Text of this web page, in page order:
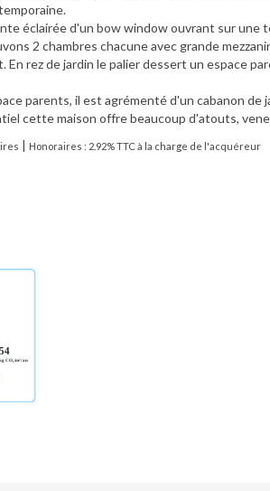
éclairée d'un bow window ouvrant sur une
2 chambres chacune avec grande
rez de jardin le palier dessert un espace
parents, il est agrémenté d'un cabanon de
cette maison offre beaucoup d'atouts,
| Honoraires : 2.92% TTC à la charge de l'acquéreur